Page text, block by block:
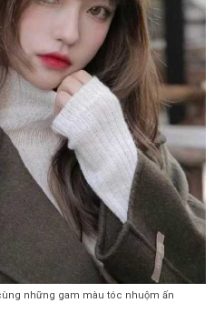
những gam màu tóc nhuộm ấn